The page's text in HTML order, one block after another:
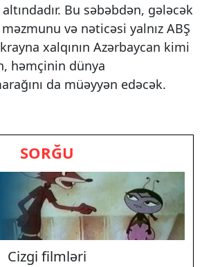
Bu səbəbdən, gələcək
və nəticəsi yalnız ABŞ
xalqının Azərbaycan kimi
həmçinin dünya
da müəyyən edəcək.
SORĞU
Cizgi filmləri